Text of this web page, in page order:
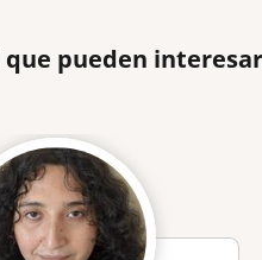
que pueden